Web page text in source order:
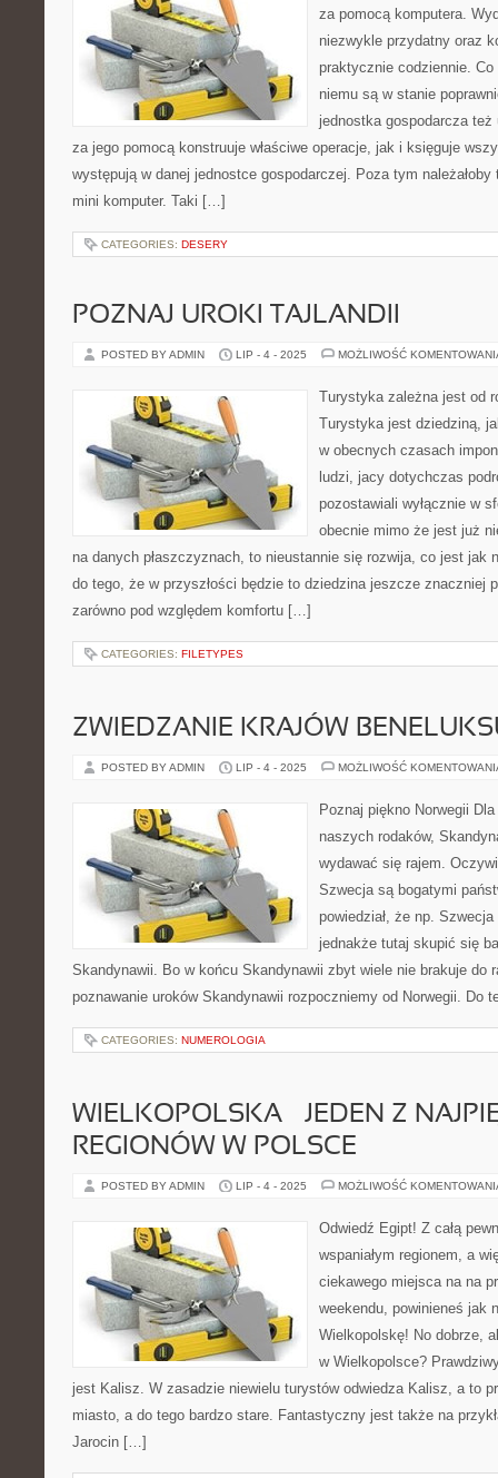
za pomocą komputera.
niezwykle przydatny oraz
praktycznie codziennie.
niemu są w stanie
jednostka gospodarcza
za jego pomocą konstruuje właściwe operacje, jak i księguje
występują w danej jednostce gospodarczej. Poza tym
mini komputer. Taki […]
CATEGORIES: DESERY
POZNAJ UROKI TAJLANDII
POSTED BY ADMIN LIP - 4 - 2025 MOŻLIWOŚĆ
Turystyka zależna jest od
Turystyka jest dziedziną,
w obecnych czasach
ludzi, jacy dotychczas
pozostawiali wyłącznie w
obecnie mimo że jest już
na danych płaszczyznach, to nieustannie się rozwija, co jest jak
do tego, że w przyszłości będzie to dziedzina jeszcze znaczniej
zarówno pod względem komfortu […]
CATEGORIES: FILETYPES
ZWIEDZANIE KRAJÓW
POSTED BY ADMIN LIP - 4 - 2025 MOŻLIWOŚĆ
Poznaj piękno Norwegii
naszych rodaków,
wydawać się rajem.
Szwecja są bogatymi
powiedział, że np.
jednakże tutaj skupić się
Skandynawii. Bo w końcu Skandynawii zbyt wiele nie brakuje do
poznawanie uroków Skandynawii rozpoczniemy od Norwegii. Do
CATEGORIES: NUMEROLOGIA
WIELKOPOLSKA – JEDEN Z
REGIONÓW W POLSCE
POSTED BY ADMIN LIP - 4 - 2025 MOŻLIWOŚĆ
Odwiedź Egipt! Z całą
wspaniałym regionem, a
ciekawego miejsca na na
weekendu, powinieneś jak
Wielkopolskę! No dobrze,
w Wielkopolsce?
jest Kalisz. W zasadzie niewielu turystów odwiedza Kalisz, a to
miasto, a do tego bardzo stare. Fantastyczny jest także na
Jarocin […]